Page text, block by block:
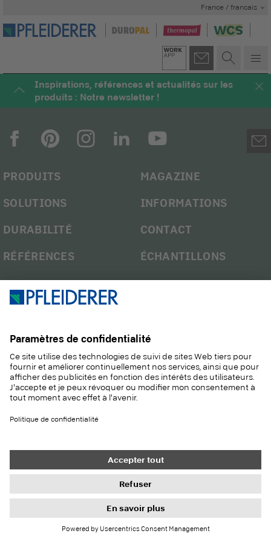
France / francais
Inspirations, références et actualités sur les
produits : Notre newsletter !
PRODUITS
SOLUTIONS
DURABILITÉ
RÉFÉRENCES
MAGAZINE
INFORMATIONS
CONTACT
ÉCHANTILLONS
Droits à l'information
Conditions générales
© 2026